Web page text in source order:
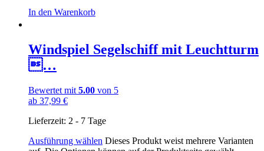
In den Warenkorb
Windspiel Segelschiff mit Leuchtturm
…
Bewertet mit 5.00 von 5
ab 37,99 €
Lieferzeit: 2 - 7 Tage
Ausführung wählen Dieses Produkt weist mehrere Varianten